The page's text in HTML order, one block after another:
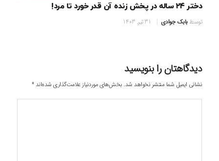
دختر ۲۴ ساله در پخش زنده آن‌ قدر خورد تا مرد!
توسطبابک جوادی 31 تیر, 1403
دیدگاهتان را بنویسید
نشانی ایمیل شما منتشر نخواهد شد. بخش‌های موردنیاز علامت‌گذاری شده‌اند*